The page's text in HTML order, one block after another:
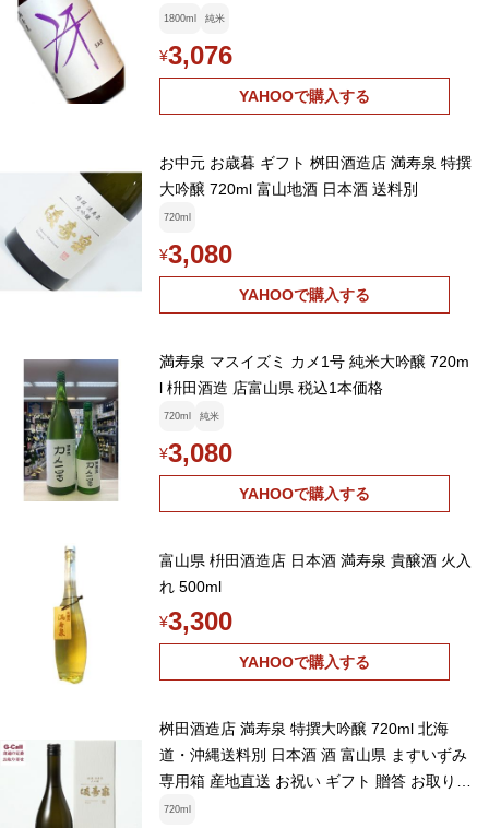
1800ml 純米
¥3,076
YAHOOで購入する
お中元 お歳暮 ギフト 桝田酒造店 満寿泉 特撰
大吟醸 720ml 富山地酒 日本酒 送料別
720ml
¥3,080
YAHOOで購入する
満寿泉 マスイズミ カメ1号 純米大吟醸 720m
l 枡田酒造 店富山県 税込1本価格
720ml 純米
¥3,080
YAHOOで購入する
富山県 枡田酒造店 日本酒 満寿泉 貴醸酒 火入
れ 500ml
¥3,300
YAHOOで購入する
桝田酒造店 満寿泉 特撰大吟醸 720ml 北海
道・沖縄送料別 日本酒 酒 富山県 ますいずみ
専用箱 産地直送 お祝い ギフト 贈答 お取り寄
せ
720ml